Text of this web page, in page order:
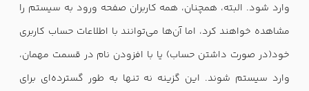
وارد شود. البته، همچنان، همه کاربران صفحه ورود به سیستم را
مشاهده خواهند کرد، اما آن‌ها می‌توانند با اطلاعات حساب کاربری
خود(در صورت داشتن حساب) یا با افزودن نام در قسمت مهمان،
وارد سیستم شوند. این گزینه نه تنها به طور گسترده‌ای برای